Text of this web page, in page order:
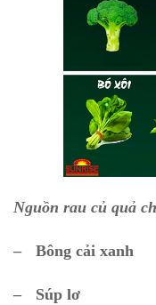
Nguồn rau củ quả
– Bông cải xanh
– Súp lơ